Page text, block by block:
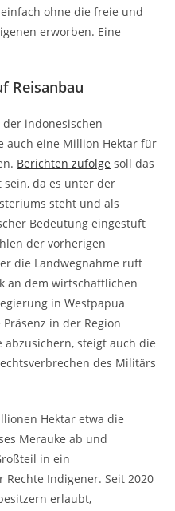
ohne die freie und
erworben. Eine
Reisanbau
indonesischen
auch eine Million Hektar für
Berichten zufolge soll das
da es unter der
steht und als
Bedeutung eingestuft
der vorherigen
die Landwegnahme ruft
an dem wirtschaftlichen
in Westpapua
in der Region
steigt auch die
des Militärs
Hektar etwa die
Merauke ab und
in ein
Indigener. Seit 2020
erlaubt,